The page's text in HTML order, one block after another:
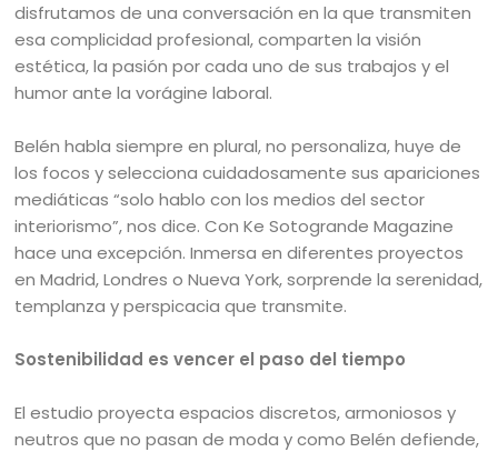
disfrutamos de una conversación en la que transmiten
esa complicidad profesional, comparten la visión
estética, la pasión por cada uno de sus trabajos y el
humor ante la vorágine laboral.
Belén habla siempre en plural, no personaliza, huye de
los focos y selecciona cuidadosamente sus apariciones
mediáticas “solo hablo con los medios del sector
interiorismo”, nos dice. Con Ke Sotogrande Magazine
hace una excepción. Inmersa en diferentes proyectos
en Madrid, Londres o Nueva York, sorprende la serenidad,
templanza y perspicacia que transmite.
Sostenibilidad es vencer el paso del tiempo
El estudio proyecta espacios discretos, armoniosos y
neutros que no pasan de moda y como Belén defiende,